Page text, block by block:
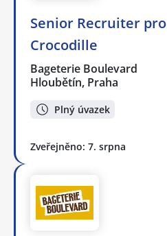
Senior Recruiter pro
Crocodille
Bageterie Boulevard
Hloubětín, Praha
Plný úvazek
Zveřejněno: 7. srpna